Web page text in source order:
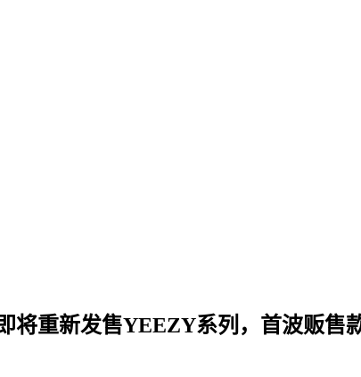
重新发售YEEZY系列，首波贩售